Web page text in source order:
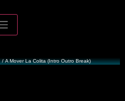
/ A Mover La Colita (Intro Outro Break)